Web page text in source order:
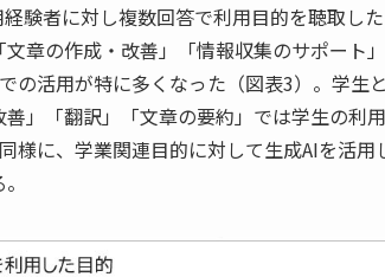
験者に対し複数回答で利用目的を聴取し
章の作成・改善」「情報収集のサポート
の活用が特に多くなった（図表3）。学生
」「翻訳」「文章の要約」では学生の利
様に、学業関連目的に対して生成AIを活